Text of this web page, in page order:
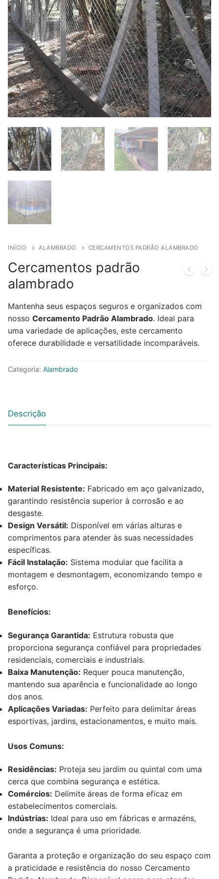
INÍCIO ALAMBRADO CERCAMENTOS PADRÃO ALAMBRADO
Cercamentos padrão
alambrado
Mantenha seus espaços seguros e organizados com
nosso Cercamento Padrão Alambrado. Ideal para
uma variedade de aplicações, este cercamento
oferece durabilidade e versatilidade incomparáveis.
Categoria: Alambrado
Descrição
Características Principais:
Material Resistente: Fabricado em aço galvanizado,
garantindo resistência superior à corrosão e ao
desgaste.
Design Versátil: Disponível em várias alturas e
comprimentos para atender às suas necessidades
específicas.
Fácil Instalação: Sistema modular que facilita a
montagem e desmontagem, economizando tempo e
esforço.
Benefícios:
Segurança Garantida: Estrutura robusta que
proporciona segurança confiável para propriedades
residenciais, comerciais e industriais.
Baixa Manutenção: Requer pouca manutenção,
mantendo sua aparência e funcionalidade ao longo
dos anos.
Aplicações Variadas: Perfeito para delimitar áreas
esportivas, jardins, estacionamentos, e muito mais.
Usos Comuns:
Residências: Proteja seu jardim ou quintal com uma
cerca que combina segurança e estética.
Comércios: Delimite áreas de forma eficaz em
estabelecimentos comerciais.
Indústrias: Ideal para uso em fábricas e armazéns,
onde a segurança é uma prioridade.
Garanta a proteção e organização do seu espaço com
a praticidade e resistência do nosso Cercamento